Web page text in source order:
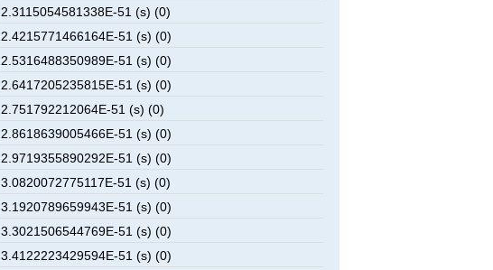
2.3115054581338E-51 (s) (0)
2.4215771466164E-51 (s) (0)
2.5316488350989E-51 (s) (0)
2.6417205235815E-51 (s) (0)
2.751792212064E-51 (s) (0)
2.8618639005466E-51 (s) (0)
2.9719355890292E-51 (s) (0)
3.0820072775117E-51 (s) (0)
3.1920789659943E-51 (s) (0)
3.3021506544769E-51 (s) (0)
3.4122223429594E-51 (s) (0)